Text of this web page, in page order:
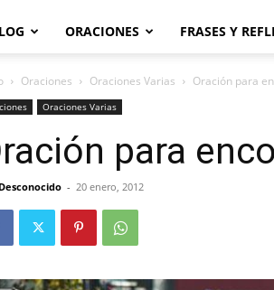
ORACIONES FRASES Y
Oraciones Oraciones Varias Oración para
Oraciones Varias
para
Desconocido - 20 enero, 2012